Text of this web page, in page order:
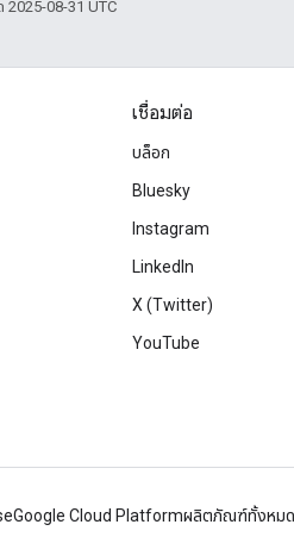
2025-08-31 UTC
เชื่อมต่อ
บล็อก
Bluesky
Instagram
LinkedIn
X (Twitter)
YouTube
Google Cloud Platformผลิตภัณฑ์ทั้งหมด